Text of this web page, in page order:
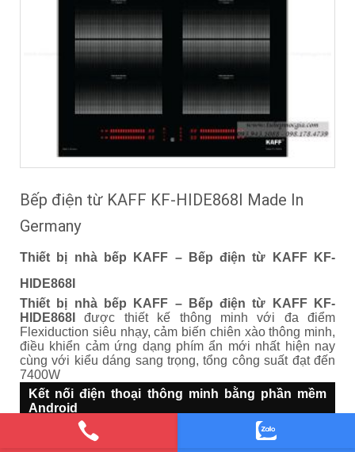
Bếp điện từ KAFF KF-HIDE868I Made In
Germany
Thiết bị nhà bếp KAFF – Bếp điện từ KAFF KF-
HIDE868I
Thiết bị nhà bếp KAFF – Bếp điện từ KAFF KF-
HIDE868Iđược thiết kế thông minh với đa điểm
Flexiduction siêu nhạy, cảm biến chiên xào thông minh,
điều khiển cảm ứng dạng phím ẩn mới nhất hiện nay
cùng với kiểu dáng sang trọng, tổng công suất đạt đến
7400W
Kết nối điện thoại thông minh bằng phần mềm
Android
098.178.4739
Bảo hành chính hãng Thiết bị nhà bếp